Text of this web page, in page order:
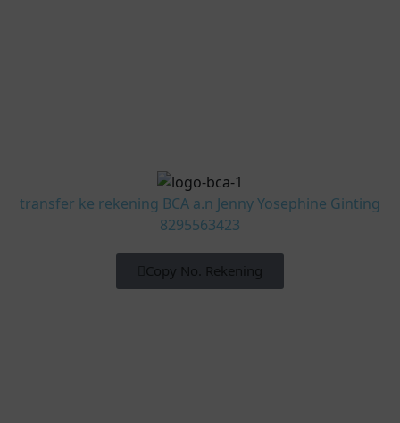
transfer ke rekening BCA a.n Jenny Yosephine Ginting
8295563423
Copy No. Rekening